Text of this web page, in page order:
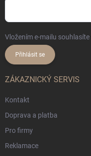
Vložením e-mailu souhlasíte
Přihlásit se
ZÁKAZNICKÝ SERVIS
Kontakt
Doprava a platba
Pro firmy
Reklamace